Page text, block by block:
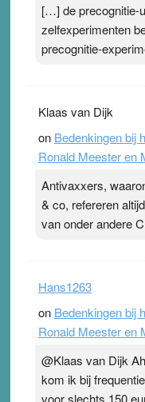
ademen’ kan
Pleisterplakkers in
[…] de precognitie-
zelfexperimenten
precognitie-
Klaas van Dijk
on Bedenkingen bij
Ronald Meester en
Antivaxxers,
& co, refereren
van onder andere
Hans1263
on Bedenkingen bij
Ronald Meester en
@Klaas van Dijk
kom ik bij
voor slechts 150